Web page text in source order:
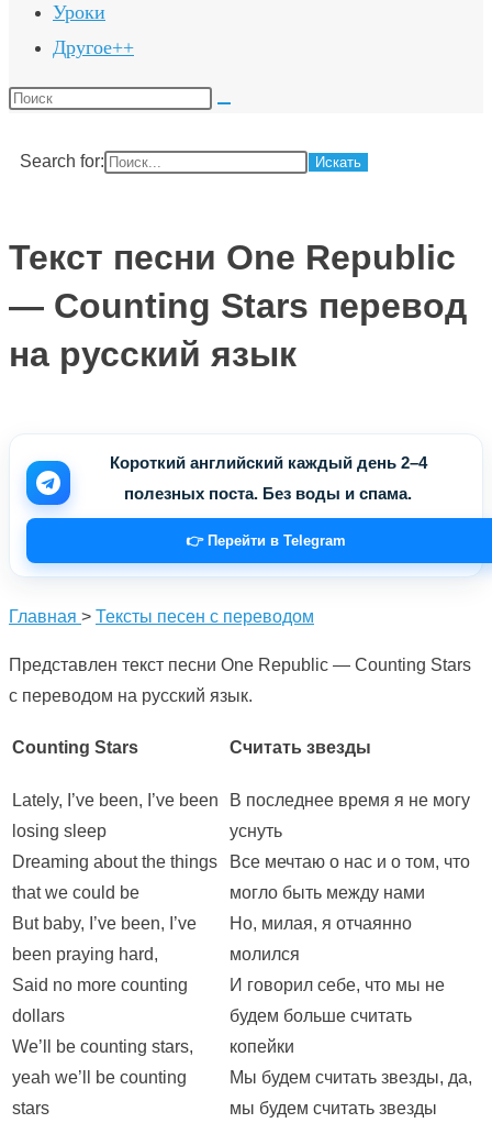
Уроки
Другое++
Поиск
сайте
Search for:
Текст песни One Republic
— Counting Stars перевод
на русский язык
Короткий английский каждый день 2–4
полезных поста. Без воды и спама.
👉 Перейти в Telegram
Главная > Тексты песен с переводом
Представлен текст песни One Republic — Counting Stars
с переводом на русский язык.
Counting Stars Считать звезды
Lately, I’ve been, I’ve been
losing sleep
Dreaming about the things
that we could be
But baby, I’ve been, I’ve
been praying hard,
Said no more counting
dollars
We’ll be counting stars,
yeah we’ll be counting
stars
В последнее время я не могу
уснуть
Все мечтаю о нас и о том, что
могло быть между нами
Но, милая, я отчаянно
молился
И говорил себе, что мы не
будем больше считать
копейки
Мы будем считать звезды, да,
мы будем считать звезды